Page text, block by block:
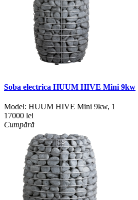
Soba electrica HUUM HIVE Mini 9kw
Model: HUUM HIVE Mini 9kw, 1
17000 lei
Cumpără